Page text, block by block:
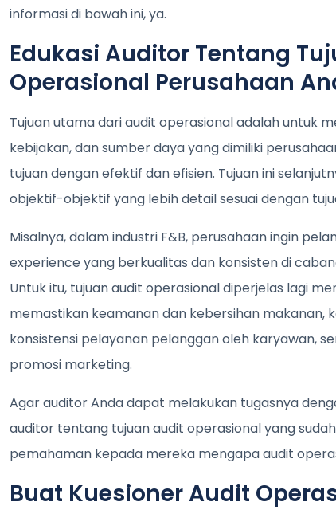
informasi di bawah ini, ya.
Edukasi Auditor Tentang
Operasional Perusahaan
Tujuan utama dari audit operasional adalah untuk
kebijakan, dan sumber daya yang dimiliki
tujuan dengan efektif dan efisien. Tujuan ini
objektif-objektif yang lebih detail sesuai dengan
Misalnya, dalam industri F&B, perusahaan ingin
experience yang berkualitas dan konsisten di
Untuk itu, tujuan audit operasional diperjelas lagi
memastikan keamanan dan kebersihan makanan,
konsistensi pelayanan pelanggan oleh karyawan,
promosi marketing.
Agar auditor Anda dapat melakukan tugasnya
auditor tentang tujuan audit operasional yang
pemahaman kepada mereka mengapa audit
Buat Kuesioner Audit